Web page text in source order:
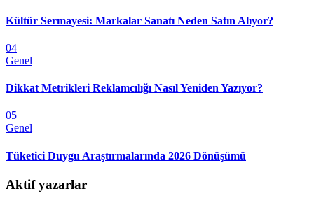
Kültür Sermayesi: Markalar Sanatı Neden Satın Alıyor?
04
Genel
Dikkat Metrikleri Reklamcılığı Nasıl Yeniden Yazıyor?
05
Genel
Tüketici Duygu Araştırmalarında 2026 Dönüşümü
Aktif yazarlar